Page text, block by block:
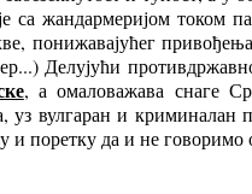
са жандармеријом током
понижавајућег
Делујући
, а омаловажава снаге
вулгаран и криминалан
и поретку да и не